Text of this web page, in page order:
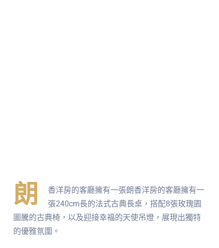
朗
香洋房的客廳擁有一張朗香洋房的客廳擁有一
張240cm長的法式古典長桌，搭配8張玫瑰園
圖騰的古典椅，以及迎接幸福的天使吊燈，展現出獨特
的優雅氛圍。